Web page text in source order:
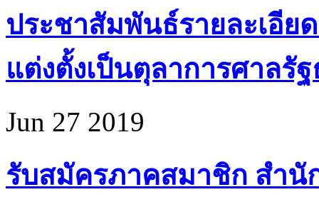
ประชาสัมพันธ์รายละเอีย
แต่งตั้งเป็นตุลาการศาลรั
Jun 27 2019
รับสมัครภาคสมาชิก สำนั